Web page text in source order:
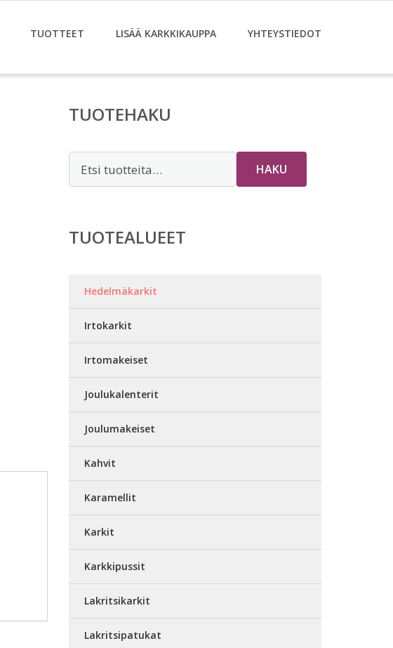
TUOTTEET LISÄÄ KARKKIKAUPPA YHTEYSTIEDOT
TUOTEHAKU
HAKU
TUOTEALUEET
Hedelmäkarkit
Irtokarkit
Irtomakeiset
Joulukalenterit
Joulumakeiset
Kahvit
Karamellit
Karkit
Karkkipussit
Lakritsikarkit
Lakritsipatukat